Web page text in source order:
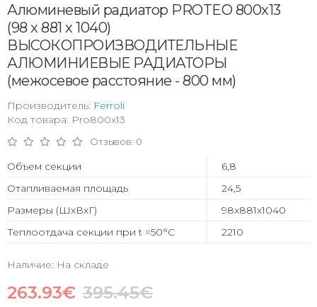
Алюминевый радиатор PROTEO 800x13
(98 x 881 x 1040)
ВЫСОКОПРОИЗВОДИТЕЛЬНЫЕ
АЛЮМИНИЕВЫЕ РАДИАТОРЫ
(межосевое расстояние - 800 мм)
Производитель: Ferroli
Код товара: Pro800x13
Отзывов: 0
Объем секции
6,8
Отапливаемая площадь
24,5
Размеры (ШхВхГ)
98х881х1040
Теплоотдача секции при t =50°С
2210
Наличие: На складе
263.93€ 395.45€